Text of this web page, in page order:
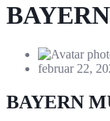
februar 22,
BAYERN